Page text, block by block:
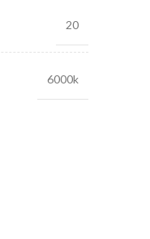
20
6000k